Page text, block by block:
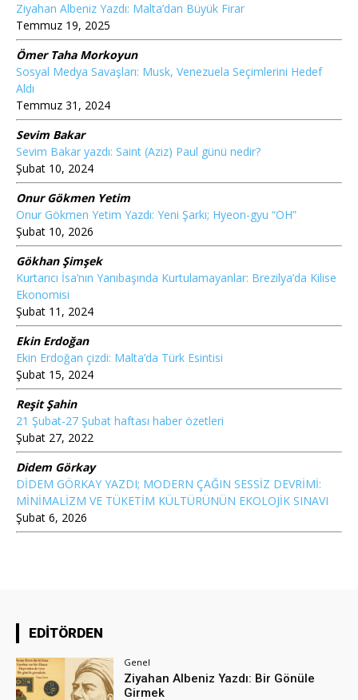
Ziyahan Albeniz Yazdı: Malta’dan Büyük Firar
Temmuz 19, 2025
Ömer Taha Morkoyun
Sosyal Medya Savaşları: Musk, Venezuela Seçimlerini Hedef
Aldı
Temmuz 31, 2024
Sevim Bakar
Sevim Bakar yazdı: Saint (Aziz) Paul günü nedir?
Şubat 10, 2024
Onur Gökmen Yetim
Onur Gökmen Yetim Yazdı: Yeni Şarkı; Hyeon-gyu “OH”
Şubat 10, 2026
Gökhan Şimşek
Kurtarıcı İsa’nın Yanıbaşında Kurtulamayanlar: Brezilya’da Kilise
Ekonomisi
Şubat 11, 2024
Ekin Erdoğan
Ekin Erdoğan çizdi: Malta’da Türk Esintisi
Şubat 15, 2024
Reşit Şahin
21 Şubat-27 Şubat haftası haber özetleri
Şubat 27, 2022
Didem Görkay
DİDEM GÖRKAY YAZDI; MODERN ÇAĞIN SESSİZ DEVRİMİ:
MİNİMALİZM VE TÜKETİM KÜLTÜRÜNÜN EKOLOJİK SINAVI
Şubat 6, 2026
EDİTÖRDEN
Genel
Ziyahan Albeniz Yazdı: Bir Gönüle
Girmek